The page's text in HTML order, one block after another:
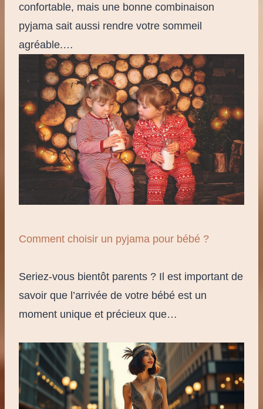
confortable, mais une bonne combinaison
pyjama sait aussi rendre votre sommeil
agréable.…
Comment choisir un pyjama pour bébé ?
Seriez-vous bientôt parents ? Il est important de
savoir que l’arrivée de votre bébé est un
moment unique et précieux que…